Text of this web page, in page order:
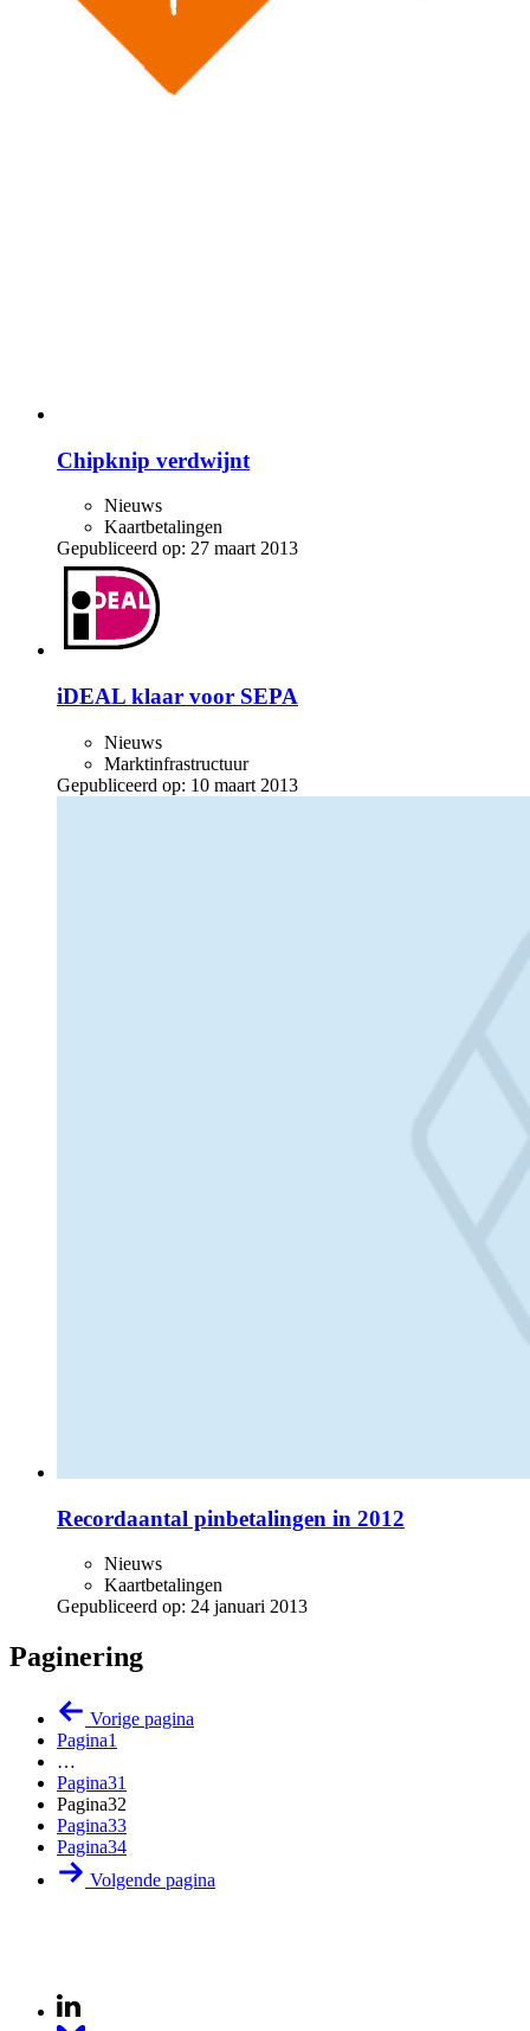
Chipknip verdwijnt
Nieuws
Kaartbetalingen
Gepubliceerd op: 27 maart 2013
iDEAL klaar voor SEPA
Nieuws
Marktinfrastructuur
Gepubliceerd op: 10 maart 2013
Recordaantal pinbetalingen in 2012
Nieuws
Kaartbetalingen
Gepubliceerd op: 24 januari 2013
Paginering
Vorige pagina
Pagina1
…
Pagina31
Pagina32
Pagina33
Pagina34
Volgende pagina